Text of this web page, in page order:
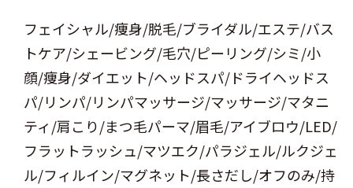
フェイシャル/痩身/脱毛/ブライダル/エステ/バス
トケア/シェービング/毛穴/ピーリング/シミ/小
顔/痩身/ダイエット/ヘッドスパ/ドライヘッドス
パ/リンパ/リンパマッサージ/マッサージ/マタニ
ティ/肩こり/まつ毛パーマ/眉毛/アイブロウ/LED/
フラットラッシュ/マツエク/パラジェル/ルクジェ
ル/フィルイン/マグネット/長さだし/オフのみ/持